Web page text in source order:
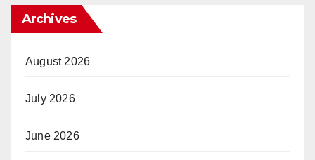
Archives
August 2026
July 2026
June 2026